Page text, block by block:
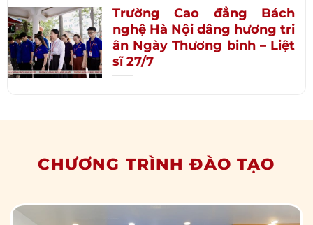
Trường Cao đẳng Bách
nghệ Hà Nội dâng hương tri
ân Ngày Thương binh – Liệt
sĩ 27/7
CHƯƠNG TRÌNH ĐÀO TẠO